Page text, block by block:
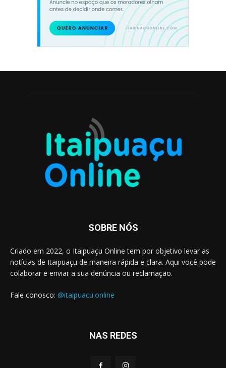
SOBRE NÓS
Criado em 2022, o Itaipuaçu Online tem por objetivo levar as
notícias de Itaipuaçu de maneira rápida e clara. Aqui você pode
colaborar e enviar a sua denúncia ou reclamação.
Fale conosco: @itaipuacu.online
NAS REDES